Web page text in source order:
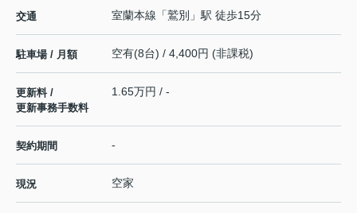
交通 室蘭本線 「鷲別 」駅 徒歩15分
駐車場 / 月額 空有(8台) / 4,400円 (非課税)
更新料 /
更新事務手数料
1.65万円 / -
契約期間 -
現況 空家